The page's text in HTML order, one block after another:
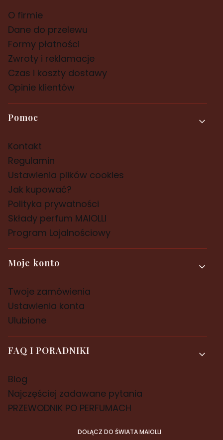
O firmie
Dane do przelewu
Formy płatności
Zwroty i reklamacje
Czas i koszty dostawy
Opinie klientów
Pomoc
Kontakt
Regulamin
Ustawienia plików cookies
Jak kupować?
Polityka prywatności
Składy perfum MAIOLLI
Program Lojalnościowy
Moje konto
Twoje zamówienia
Ustawienia konta
Ulubione
FAQ I PORADNIKI
Blog
Najczęściej zadawane pytania
PRZEWODNIK PO PERFUMACH
DOŁĄCZ DO ŚWIATA MAIOLLI